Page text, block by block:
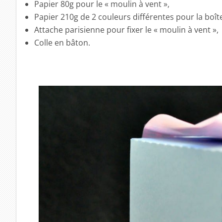
Papier 80g pour le « moulin à vent »,
Papier 210g de 2 couleurs différentes pour la
Attache parisienne pour fixer le « moulin à vent »,
Colle en bâton.